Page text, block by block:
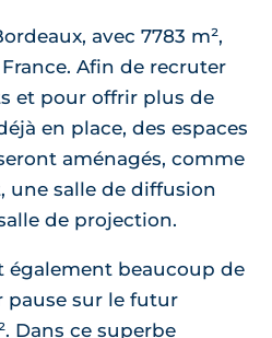
avec 7783 m²,
Afin de recruter
et pour offrir plus de
en place, des espaces
aménagés, comme
une salle de diffusion
de projection.
également beaucoup de
pause sur le futur
Dans ce superbe